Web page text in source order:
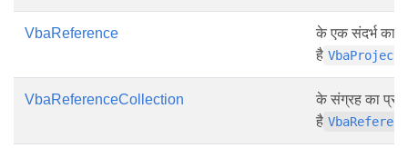
VbaReference
के एक संदर्भ का
है VbaProject
VbaReferenceCollection
के संग्रह का
है